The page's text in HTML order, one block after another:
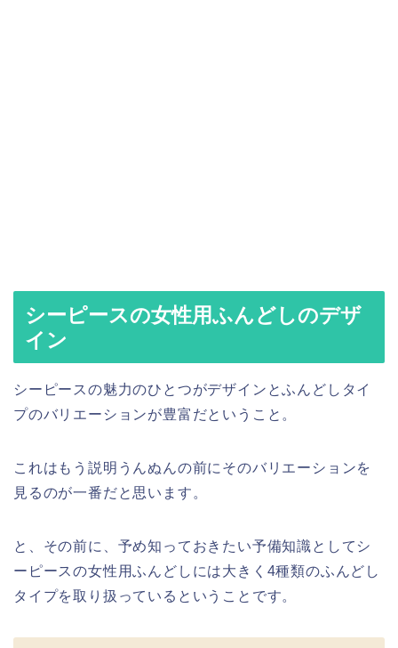
シーピースの女性用ふんどしのデザ
イン
シーピースの魅力のひとつがデザインとふんどしタイ
プのバリエーションが豊富だということ。
これはもう説明うんぬんの前にそのバリエーションを
見るのが一番だと思います。
と、その前に、予め知っておきたい予備知識としてシ
ーピースの女性用ふんどしには大きく4種類のふんどし
タイプを取り扱っているということです。